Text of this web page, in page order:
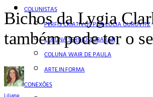
COLUNISTAS
PERFIS CRIATIVOS POR LÚCIA GUROVITZ
COLUNA SERGIO ZOBARAN
COLUNA WAIR DE PAULA
ARTE.IN.FORMA
CONEXÕES
Bichos da Lygia
também pode ter o